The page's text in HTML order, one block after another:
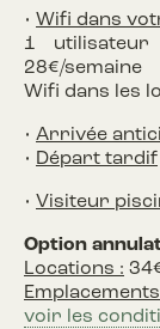
• Wifi dans
1
28€/semaine
Wifi dans les
• Arrivée
• Départ tardif
• Visiteur
Option
Locations :
voir les